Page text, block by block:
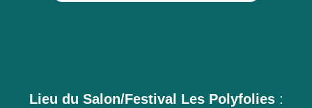
Lieu du Salon/Festival Les Polyfolies: